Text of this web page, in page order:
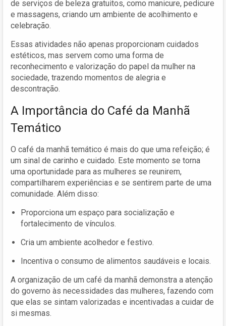
de serviços de beleza gratuitos, como manicure, pedicure
e massagens, criando um ambiente de acolhimento e
celebração.
Essas atividades não apenas proporcionam cuidados
estéticos, mas servem como uma forma de
reconhecimento e valorização do papel da mulher na
sociedade, trazendo momentos de alegria e
descontração.
A Importância do Café da Manhã
Temático
O café da manhã temático é mais do que uma refeição; é
um sinal de carinho e cuidado. Este momento se torna
uma oportunidade para as mulheres se reunirem,
compartilharem experiências e se sentirem parte de uma
comunidade. Além disso:
Proporciona um espaço para socialização e
fortalecimento de vínculos.
Cria um ambiente acolhedor e festivo.
Incentiva o consumo de alimentos saudáveis e locais.
A organização de um café da manhã demonstra a atenção
do governo às necessidades das mulheres, fazendo com
que elas se sintam valorizadas e incentivadas a cuidar de
si mesmas.